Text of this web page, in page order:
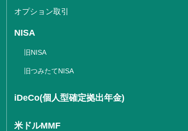
オプション取引
NISA
旧NISA
旧つみたてNISA
iDeCo(個人型確定拠出年金)
米ドルMMF